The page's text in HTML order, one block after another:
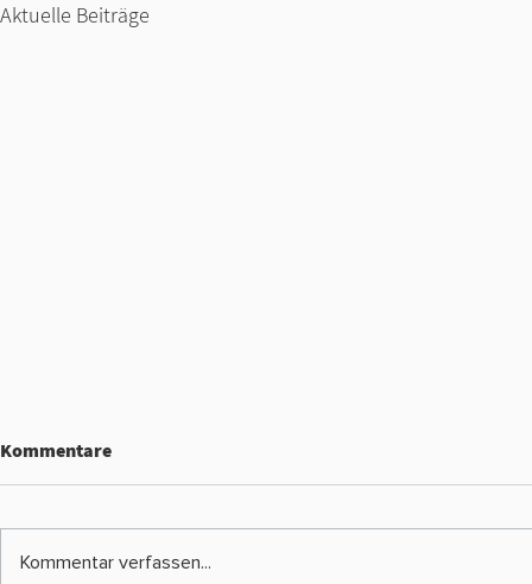
Aktuelle Beiträge
Kommentare
Kommentar verfassen...